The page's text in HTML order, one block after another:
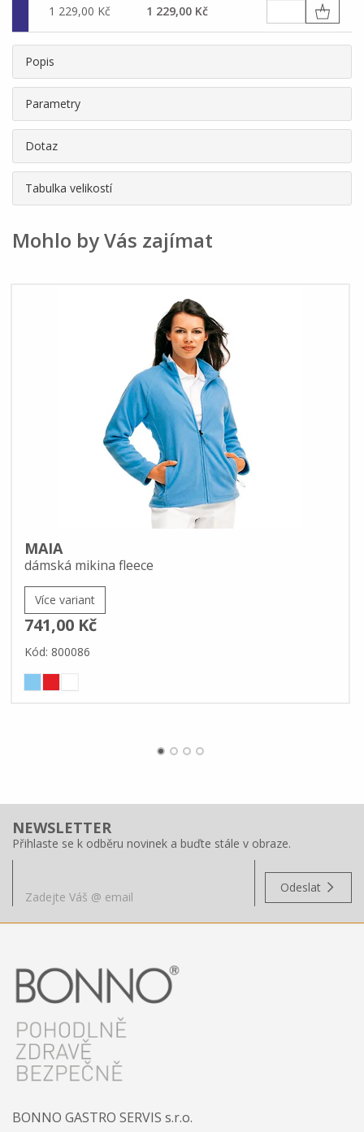
1 229,00 Kč 1 229,00 Kč
Popis
Parametry
Dotaz
Tabulka velikostí
Mohlo by Vás zajímat
MAIA
dámská mikina fleece
Více variant
741,00 Kč
Kód: 800086
NEWSLETTER
Přihlaste se k odběru novinek a buďte stále v obraze.
Odeslat
BONNO GASTRO SERVIS s.r.o.